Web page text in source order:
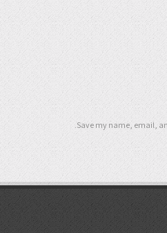
Save my name, email,